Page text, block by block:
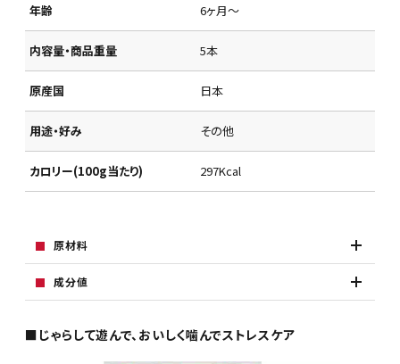
年齢 6ヶ月～
内容量・商品重量 5本
原産国 日本
用途・好み その他
カロリー(100g当たり) 297Kcal
原材料
成分値
■じゃらして遊んで、おいしく噛んでストレスケア